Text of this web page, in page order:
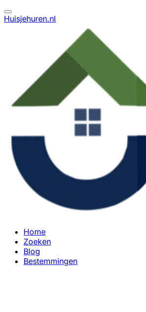
Huisjehuren.nl
Home
Zoeken
Blog
Bestemmingen